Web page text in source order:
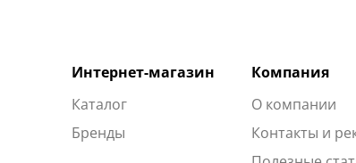
Интернет-магазин
Каталог
Бренды
Компания
О компании
Контакты и